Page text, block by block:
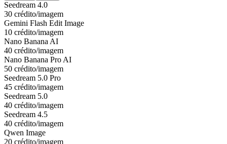
Seedream 4.0
30 crédito/imagem
Gemini Flash Edit Image
10 crédito/imagem
Nano Banana AI
40 crédito/imagem
Nano Banana Pro AI
50 crédito/imagem
Seedream 5.0 Pro
45 crédito/imagem
Seedream 5.0
40 crédito/imagem
Seedream 4.5
40 crédito/imagem
Qwen Image
20 crédito/imagem